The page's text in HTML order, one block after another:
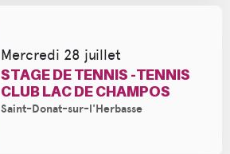
Mercredi 28 juillet
STAGE DE TENNIS -TENNIS
CLUB LAC DE CHAMPOS
Saint-Donat-sur-l'Herbasse